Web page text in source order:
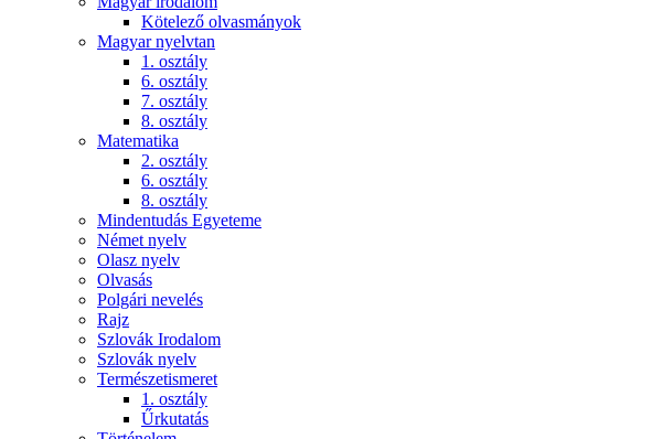
Kötelező olvasmányok
Magyar nyelvtan
1. osztály
6. osztály
7. osztály
8. osztály
Matematika
2. osztály
6. osztály
8. osztály
Mindentudás Egyeteme
Német nyelv
Olasz nyelv
Olvasás
Polgári nevelés
Rajz
Szlovák Irodalom
Szlovák nyelv
Természetismeret
1. osztály
Űrkutatás